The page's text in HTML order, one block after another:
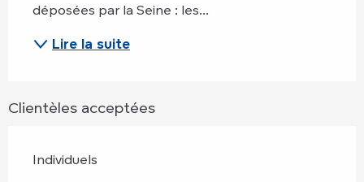
déposées par la Seine : les...
Lire la suite
Clientèles acceptées
Individuels